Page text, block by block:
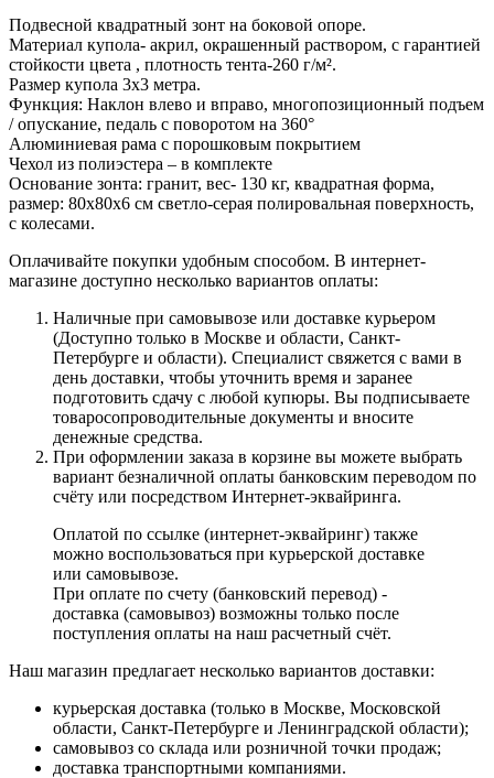
Подвесной квадратный зонт на боковой опоре.
Материал купола- акрил, окрашенный раствором, с гарантией
стойкости цвета , плотность тента-260 г/м².
Размер купола 3х3 метра.
Функция: Наклон влево и вправо, многопозиционный подъем
/ опускание, педаль с поворотом на 360°
Алюминиевая рама с порошковым покрытием
Чехол из полиэстера – в комплекте
Основание зонта: гранит, вес- 130 кг, квадратная форма,
размер: 80x80x6 см светло-серая полировальная поверхность,
с колесами.
Оплачивайте покупки удобным способом. В интернет-
магазине доступно несколько вариантов оплаты:
Наличные при самовывозе или доставке курьером
(Доступно только в Москве и области, Санкт-
Петербурге и области). Специалист свяжется с вами в
день доставки, чтобы уточнить время и заранее
подготовить сдачу с любой купюры. Вы подписываете
товаросопроводительные документы и вносите
денежные средства.
При оформлении заказа в корзине вы можете выбрать
вариант безналичной оплаты банковским переводом по
счёту или посредством Интернет-эквайринга.
Оплатой по ссылке (интернет-эквайринг) также
можно воспользоваться при курьерской доставке
или самовывозе.
При оплате по счету (банковский перевод) -
доставка (самовывоз) возможны только после
поступления оплаты на наш расчетный счёт.
Наш магазин предлагает несколько вариантов доставки:
курьерская доставка (только в Москве, Московской
области, Санкт-Петербурге и Ленинградской области);
самовывоз со склада или розничной точки продаж;
доставка транспортными компаниями.